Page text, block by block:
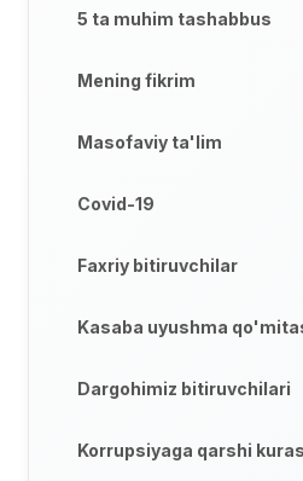
5 ta muhim tashabbus
Mening fikrim
Masofaviy ta'lim
Covid-19
Faxriy bitiruvchilar
Kasaba uyushma
Dargohimiz bitiruvchilari
Korrupsiyaga qarshi